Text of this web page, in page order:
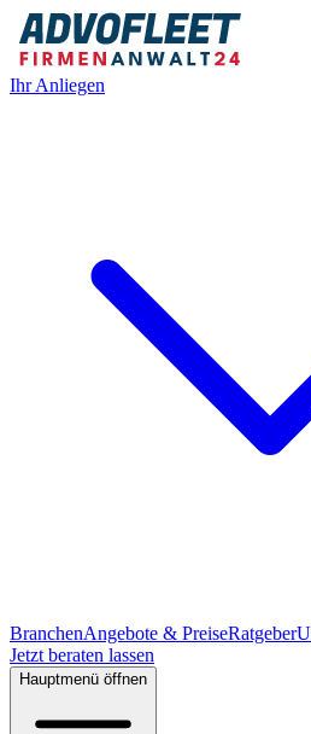
Ihr Anliegen
BranchenAngebote & PreiseRatgeber
Jetzt beraten lassen
Hauptmenü öffnen